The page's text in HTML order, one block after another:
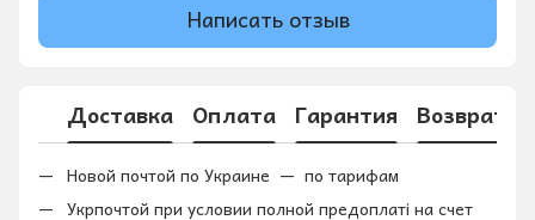
Написать отзыв
Доставка Оплата Гарантия Возврат
Новой почтой по Украине — по тарифам
Укрпочтой при условии полной предоплаті на счет